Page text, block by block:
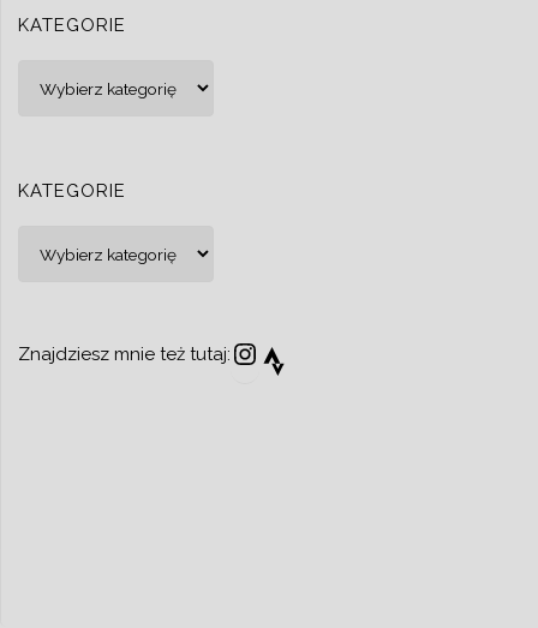
KATEGORIE
KATEGORIE
Znajdziesz mnie też tutaj:Instagram
Strava